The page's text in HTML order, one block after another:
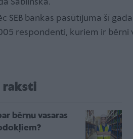
Šablinska.
SEB bankas pasūtījuma šī
respondenti, kuriem ir bērni
raksti
bērnu vasaras